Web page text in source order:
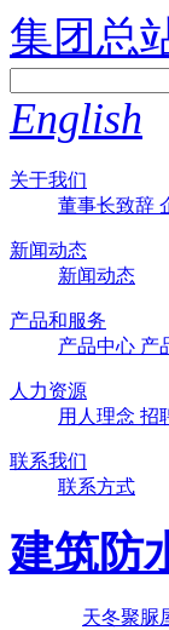
集团总
English
关于我们
董事长致辞
新闻动态
新闻动态
产品和服务
产品中心 产
人力资源
用人理念 招
联系我们
联系方式
建筑防
天冬聚脲